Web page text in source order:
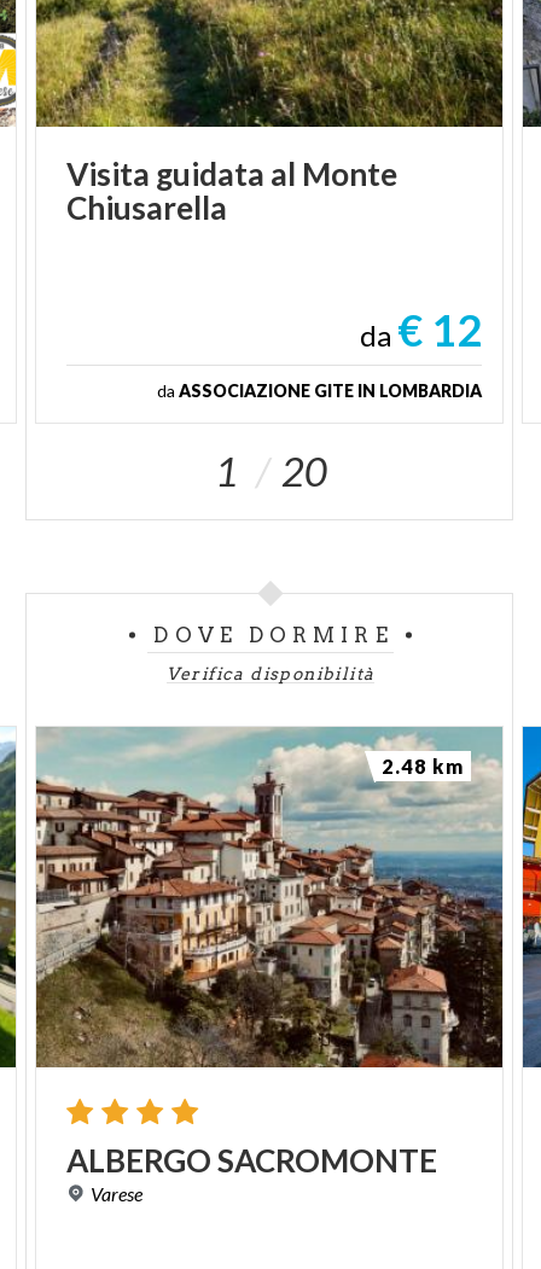
Visita guidata al Monte
Chiusarella
da € 12
da ASSOCIAZIONE GITE IN LOMBARDIA
1 20
DOVE DORMIRE
Verifica disponibilità
ALBERGOSACROMONTE
Varese
2.48 km